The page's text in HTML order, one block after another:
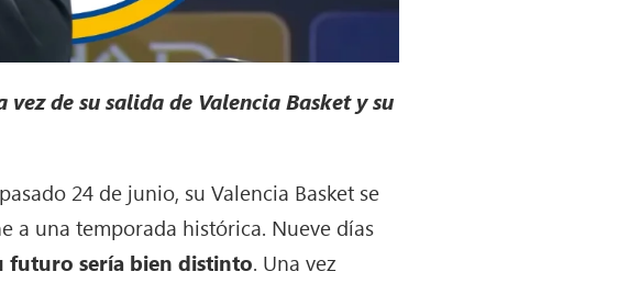
de su salida de Valencia Basket y su
24 de junio, su Valencia Basket se
a una temporada histórica. Nueve días
futuro sería bien distinto. Una vez